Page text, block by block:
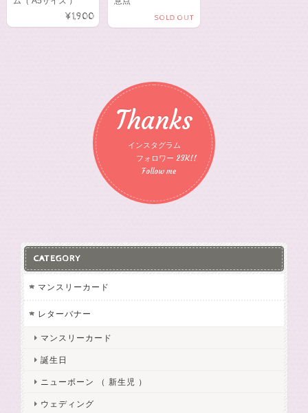
¥1,900
SOLD OUT
Thanks
インスタグラム
フォロワー 23K!!
Follow me
CATEGORY
マンスリーカード
レターバナー
マンスリーカード
誕生日
ニューボーン （ 新生児 ）
ウェディング